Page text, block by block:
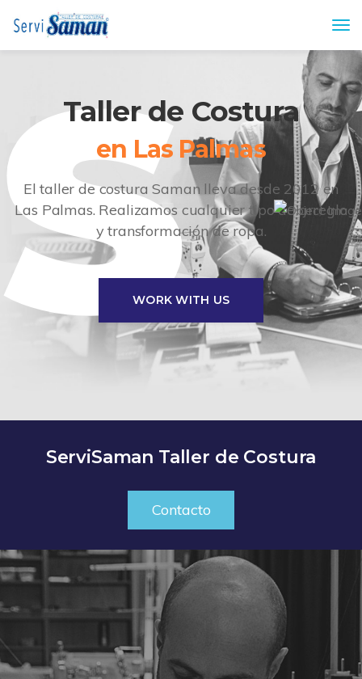
S
Taller de Costura
El taller de costura Saman lleva desde 2012 en
Las Palmas. Realizamos cualquier tipo de arreglo
y transformación de ropa.
WORK WITH US
ServiSaman Taller de Costura
Contacto